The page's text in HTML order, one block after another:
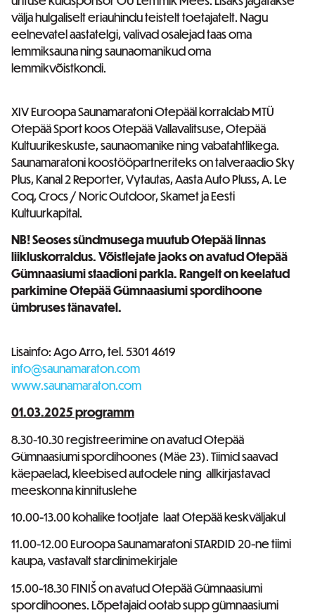
välja hulgaliselt eriauhindu teistelt toetajatelt. Nagu
eelnevatel aastatelgi, valivad osalejad taas oma
lemmiksauna ning saunaomanikud oma
lemmikvõistkondi.
XIV Euroopa Saunamaratoni Otepääl korraldab MTÜ
Otepää Sport koos Otepää Vallavalitsuse, Otepää
Kultuurikeskuste, saunaomanike ning vabatahtlikega.
Saunamaratoni koostööpartneriteks on talveraadio Sky
Plus, Kanal 2 Reporter, Vytautas, Aasta Auto Pluss, A. Le
Coq, Crocs / Noric Outdoor, Skamet ja Eesti
Kultuurkapital.
NB! Seoses sündmusega muutub Otepää linnas
liikluskorraldus. Võistlejate jaoks on avatud Otepää
Gümnaasiumi staadioni parkla. Rangelt on keelatud
parkimine Otepää Gümnaasiumi spordihoone
ümbruses tänavatel.
Lisainfo: Ago Arro, tel. 5301 4619
info@saunamaraton.com
www.saunamaraton.com
01.03.2025 programm
8.30-10.30 registreerimine on avatud Otepää
Gümnaasiumi spordihoones (Mäe 23). Tiimid saavad
käepaelad, kleebised autodele ning allkirjastavad
meeskonna kinnituslehe
10.00-13.00 kohalike tootjate laat Otepää keskväljakul
11.00-12.00 Euroopa Saunamaratoni STARDID 20-ne tiimi
kaupa, vastavalt stardinimekirjale
15.00-18.30 FINIŠ on avatud Otepää Gümnaasiumi
spordihoones. Lõpetajaid ootab supp gümnaasiumi